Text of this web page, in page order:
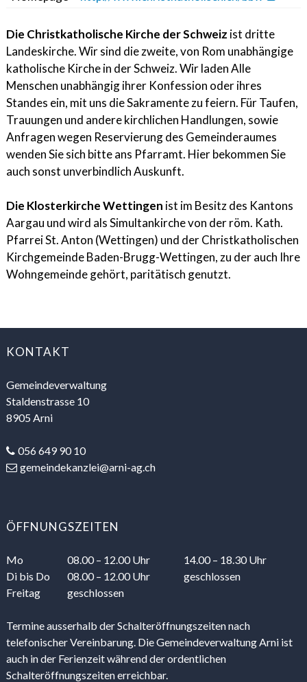
Die Christkatholische Kirche der Schweiz ist dritte
Landeskirche. Wir sind die zweite, von Rom unabhängige
katholische Kirche in der Schweiz. Wir laden Alle
Menschen unabhängig ihrer Konfession oder ihres
Standes ein, mit uns die Sakramente zu feiern. Für Taufen,
Trauungen und andere kirchlichen Handlungen, sowie
Anfragen wegen Reservierung des Gemeinderaumes
wenden Sie sich bitte ans Pfarramt. Hier bekommen Sie
auch sonst unverbindlich Auskunft.
Die Klosterkirche Wettingen ist im Besitz des Kantons
Aargau und wird als Simultankirche von der röm. Kath.
Pfarrei St. Anton (Wettingen) und der Christkatholischen
Kirchgemeinde Baden-Brugg-Wettingen, zu der auch Ihre
Wohngemeinde gehört, paritätisch genutzt.
KONTAKT
Gemeindeverwaltung
Staldenstrasse 10
8905 Arni
056 649 90 10
gemeindekanzlei@arni-ag.ch
ÖFFNUNGSZEITEN
Mo 08.00 – 12.00 Uhr
14.00 – 18.30 Uhr
Dibis Do 08.00 – 12.00 Uhr
geschlossen
Freitag
geschlossen
Termine ausserhalb der Schalteröffnungszeiten nach
telefonischer Vereinbarung. Die Gemeindeverwaltung Arni ist
auch in der Ferienzeit während der ordentlichen
Schalteröffnungszeiten erreichbar.